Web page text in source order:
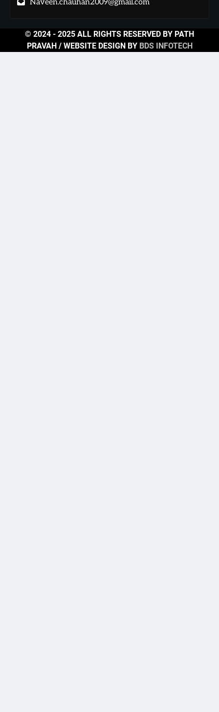
Naveen.chauhan2009@gmail.com
© 2024 - 2025 ALL RIGHTS RESERVED BY PATH
PRAVAH / WEBSITE DESIGN BY BDS INFOTECH